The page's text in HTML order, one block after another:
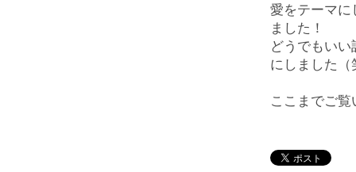
愛をテーマに
ました！
どうでもい
にしました（
ここまでご